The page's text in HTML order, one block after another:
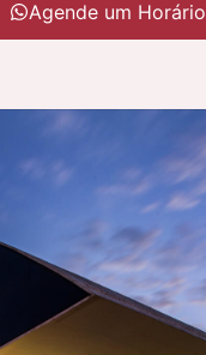
Agende um Horário